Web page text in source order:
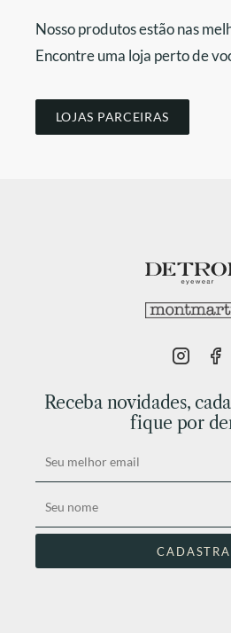
Nosso produtos estão nas
Encontre uma loja perto de
LOJAS PARCEIRAS
Receba novidades,
fique por